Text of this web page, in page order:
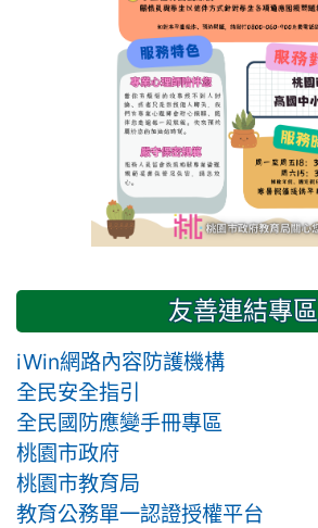
友善連結專區
iWin網路內容防護機構
全民安全指引
全民國防應變手冊專區
桃園市政府
桃園市教育局
教育公務單一認證授權平台